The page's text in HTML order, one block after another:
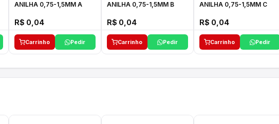
ANILHA 0,75-1,5MM A
R$ 0,04
Carrinho Pedir
ANILHA 0,75-1,5MM B
R$ 0,04
Carrinho Pedir
ANILHA 0,75-1,5MM C
R$ 0,04
Carrinho Pedir